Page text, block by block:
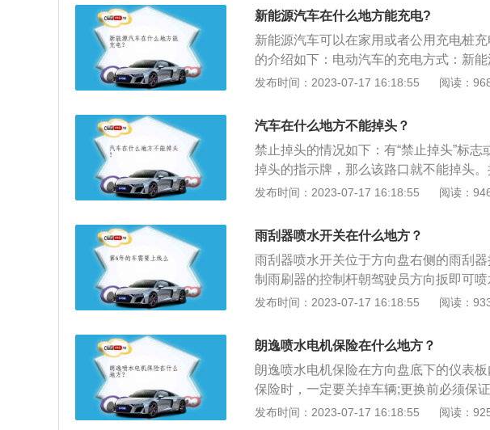
胶、塑料、蜡的地方不能喷wd40。例如
期浸泡后会膨胀。wd40可以软化蜡洗净
酸酯和聚苯乙烯接触wd40时，可能由于
新能源汽车在什么地方能充电?
新能源汽车可以在家用或者公用充电桩
的介绍如下：电动汽车的充电方式：新
慢充。快充和慢充是相对概念，一般快
6到8小时。充电的注意事项：新能源汽
雷时，千万不要充电，以免雷击，引发
内空调。
发布时间：2023-07-17 16:18:55 阅读：
汽车在什么地方不能掉头？
禁止掉头的情况如下：有“禁止掉头”标志
掉头的指示牌，那么该路口就不能掉头
路口如果有禁止左转的指示牌，那么该
斑马线上掉头。无左转车道时禁止掉头
转的标志，也是不允许掉头的。第二条
条左转车道内时，不能掉头。在没有任
左转车道掉头。黄色实线处禁止掉头：
的标志，也要等到绿灯亮起时，越过停
速公路错过匝道，要继续向前行驶到下
法掉头。
发布时间：2023-07-17 16:18:55 阅读：
雨刮器喷水开关在什么地方？
雨刮器喷水开关位于方向盘右侧的雨刮
制雨刷器的控制杆朝驾驶员方向扳即可
其作用是扫除风窗玻璃上妨碍视线的雨
心轴、刮水片总成等组成。雨刮器的动
核心，雨刮器电动机的质量要求很高。
发布时间：2023-07-17 16:18:55 阅读：
朗逸喷水电机保险在什么地方？
朗逸喷水电机保险在方向盘底下的仪表
保险时，一定要关掉车辆;更换前必须保
险丝盒的定义：保险丝盒可分为引线式
发布时间：2023-07-17 16:18:55 阅读：